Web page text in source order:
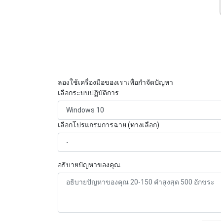
ลองใช้เครื่องมือของเราเพื่อกำจัดปัญหา
เลือกระบบปฏิบัติการ
เลือกโปรแกรมการฉาย (ทางเลือก)
อธิบายปัญหาของคุณ